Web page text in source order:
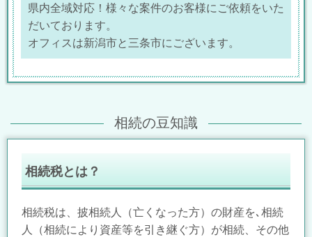
県内全域対応！様々な案件のお客様にご依頼をいた
だいております。
オフィスは新潟市と三条市にございます。
相続の豆知識
相続税とは？
相続税は、披相続人（亡くなった方）の財産を､相続
人（相続により資産等を引き継ぐ方）が相続、その他